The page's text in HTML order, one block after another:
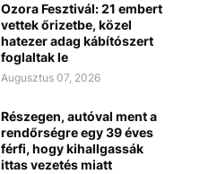
Ozora Fesztivál: 21 embert
vettek őrizetbe, közel
hatezer adag kábítószert
foglaltak le
Augusztus 07, 2026
Részegen, autóval ment a
rendőrségre egy 39 éves
férfi, hogy kihallgassák
ittas vezetés miatt